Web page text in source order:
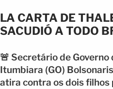
LA CARTA DE
SACUDIÓ A TODO
🚨 Secretário de Governo
Itumbiara (GO)
atira contra os dois filhos